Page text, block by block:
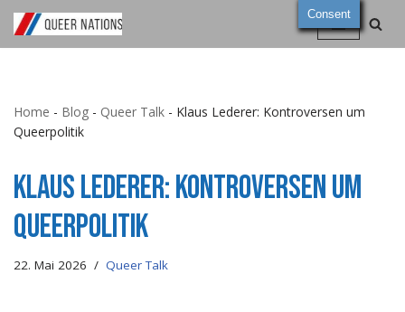
Zum
Home - Blog - Queer Talk - Klaus Lederer: Kontroversen um
Queerpolitik
Klaus Lederer: Kontroversen um
Queerpolitik
22. Mai 2026 Queer Talk
Consent